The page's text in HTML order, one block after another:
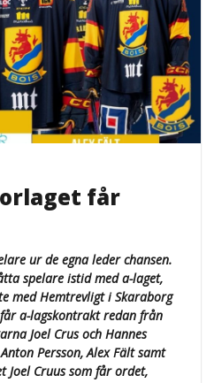
får
ur de egna leder chansen.
spelare istid med a-laget,
med Hemtrevligt i Skaraborg
a-lagskontrakt redan från
Joel Crus och Hannes
Persson, Alex Fält samt
Joel Cruus som får ordet,